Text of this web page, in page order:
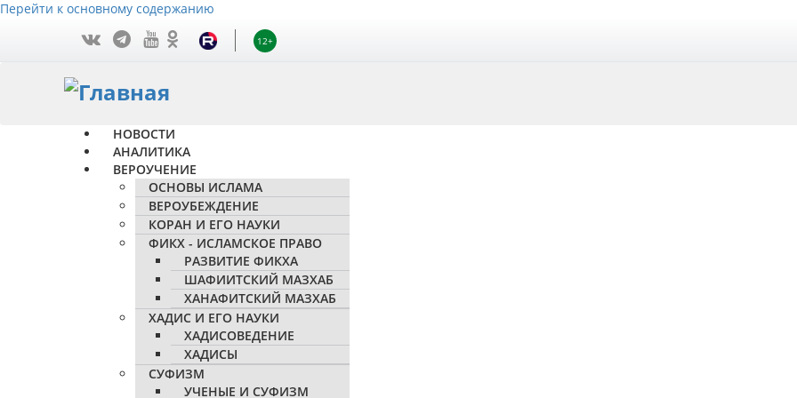
Перейти к основному содержанию
12+
НОВОСТИ
АНАЛИТИКА
ВЕРОУЧЕНИЕ
ОСНОВЫ ИСЛАМА
ВЕРОУБЕЖДЕНИЕ
КОРАН И ЕГО НАУКИ
ФИКХ - ИСЛАМСКОЕ ПРАВО
РАЗВИТИЕ ФИКХА
ШАФИИТСКИЙ МАЗХАБ
ХАНАФИТСКИЙ МАЗХАБ
ХАДИС И ЕГО НАУКИ
ХАДИСОВЕДЕНИЕ
ХАДИСЫ
СУФИЗМ
УЧЕНЫЕ И СУФИЗМ